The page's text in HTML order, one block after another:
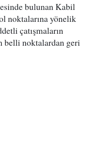
bulunan Kabil
noktalarına yönelik
çatışmaların
belli noktalardan geri